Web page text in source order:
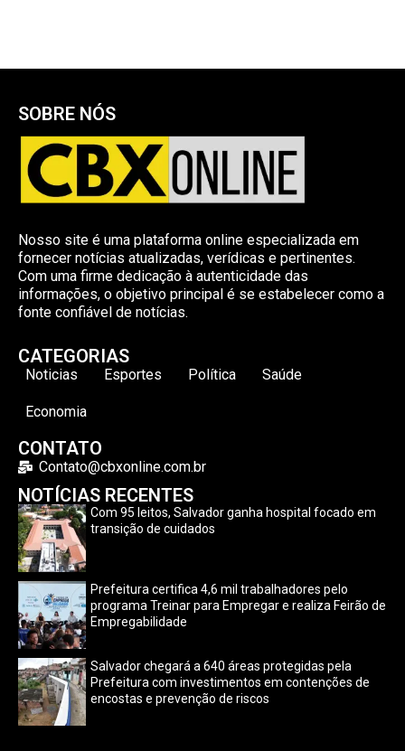
SOBRE NÓS
Nosso site é uma plataforma online especializada em
fornecer notícias atualizadas, verídicas e pertinentes.
Com uma firme dedicação à autenticidade das
informações, o objetivo principal é se estabelecer como a
fonte confiável de notícias.
CATEGORIAS
Noticias Esportes Política Saúde
Economia
CONTATO
Contato@cbxonline.com.br
NOTÍCIAS RECENTES
Com 95 leitos, Salvador ganha hospital focado em
transição de cuidados
Prefeitura certifica 4,6 mil trabalhadores pelo
programa Treinar para Empregar e realiza Feirão de
Empregabilidade
Salvador chegará a 640 áreas protegidas pela
Prefeitura com investimentos em contenções de
encostas e prevenção de riscos